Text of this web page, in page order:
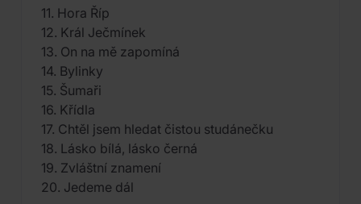
11. Hora Říp
12. Král Ječmínek
13. On na mě zapomíná
14. Bylinky
15. Šumaři
16. Křídla
17. Chtěl jsem hledat čistou studánečku
18. Lásko bílá, lásko černá
19. Zvláštní znamení
20. Jedeme dál